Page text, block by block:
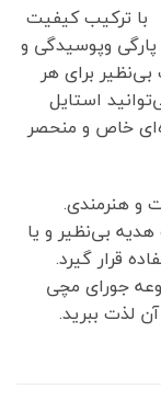
ترکیب کیفیت
وپوسیدگی و
برای هر
استایل
خاص و منحصر
هنرمندی.
بی‌نظیر و یا
قرار گیرد.
جورای مچی
لذت ببرید.